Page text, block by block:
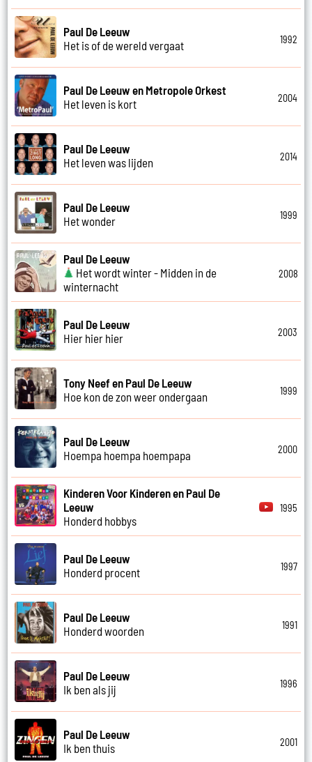
Paul De Leeuw
Het is of de wereld vergaat
1992
Paul De Leeuw en Metropole Orkest
Het leven is kort
2004
Paul De Leeuw
Het leven was lijden
2014
Paul De Leeuw
Het wonder
1999
Paul De Leeuw
Het wordt winter - Midden in de
winternacht
2008
Paul De Leeuw
Hier hier hier
2003
Tony Neef en Paul De Leeuw
Hoe kon de zon weer ondergaan
1999
Paul De Leeuw
Hoempa hoempa hoempapa
2000
Kinderen Voor Kinderen en Paul De
Leeuw
Honderd hobbys
1995
Paul De Leeuw
Honderd procent
1997
Paul De Leeuw
Honderd woorden
1991
Paul De Leeuw
Ik ben als jij
1996
Paul De Leeuw
Ik ben thuis
2001